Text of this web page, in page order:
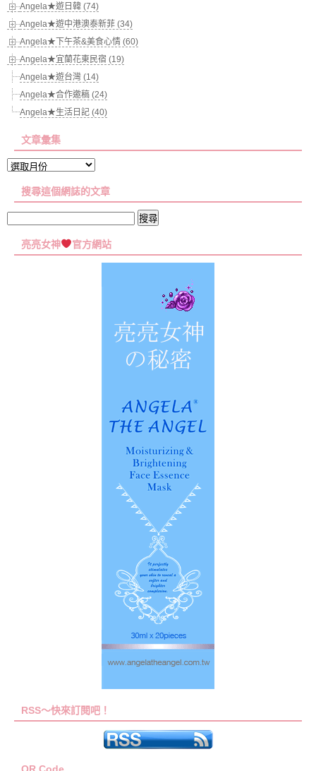
Angela★遊日韓 (74)
Angela★遊中港澳泰新菲 (34)
Angela★下午茶&美食心情 (60)
Angela★宜蘭花東民宿 (19)
Angela★遊台灣 (14)
Angela★合作邀稿 (24)
Angela★生活日記 (40)
文章彙集
文
彙
搜尋這個網誌的文章
關
亮亮女神 官方網站
RSS～快來訂閱吧！
QR Code